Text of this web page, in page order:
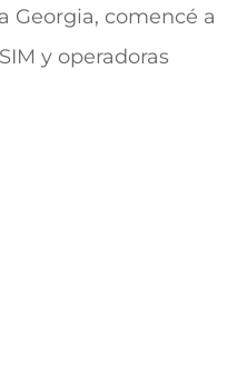
Georgia, comencé a
y operadoras